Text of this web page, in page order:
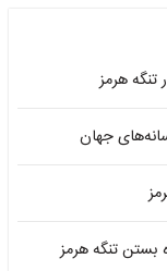
هرمز
جهان
بستن تنگه هرمز